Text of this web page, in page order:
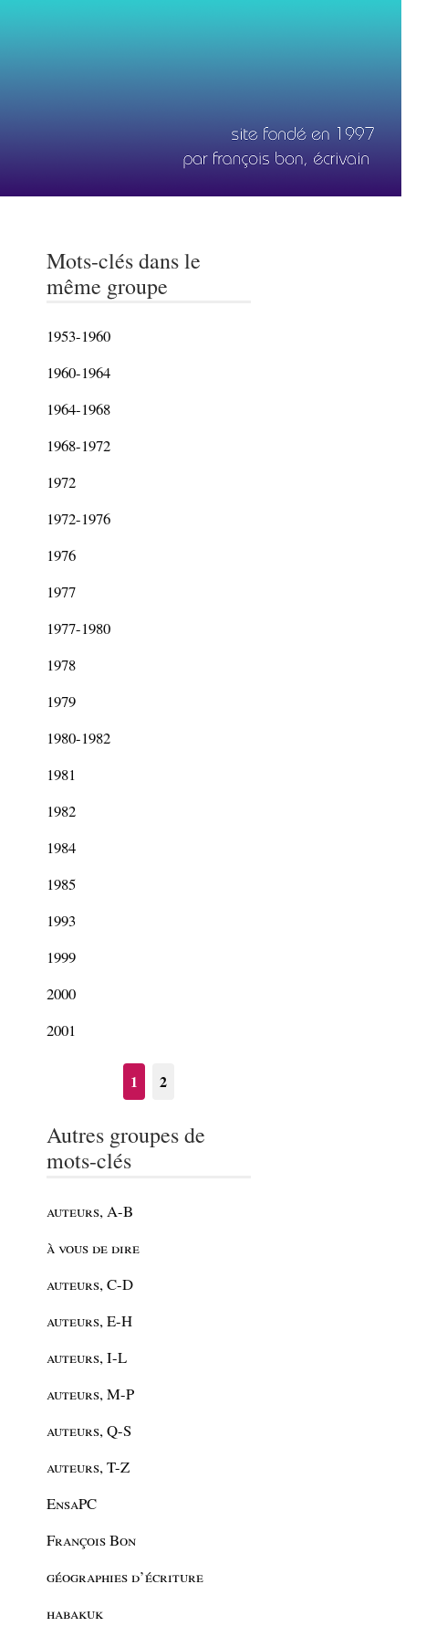
Mots-clés dans le
même groupe
1953-1960
1960-1964
1964-1968
1968-1972
1972
1972-1976
1976
1977
1977-1980
1978
1979
1980-1982
1981
1982
1984
1985
1993
1999
2000
2001
1 2
Autres groupes de
mots-clés
auteurs, A-B
à vous de dire
auteurs, C-D
auteurs, E-H
auteurs, I-L
auteurs, M-P
auteurs, Q-S
auteurs, T-Z
EnsaPC
François Bon
géographies d’écriture
habakuk